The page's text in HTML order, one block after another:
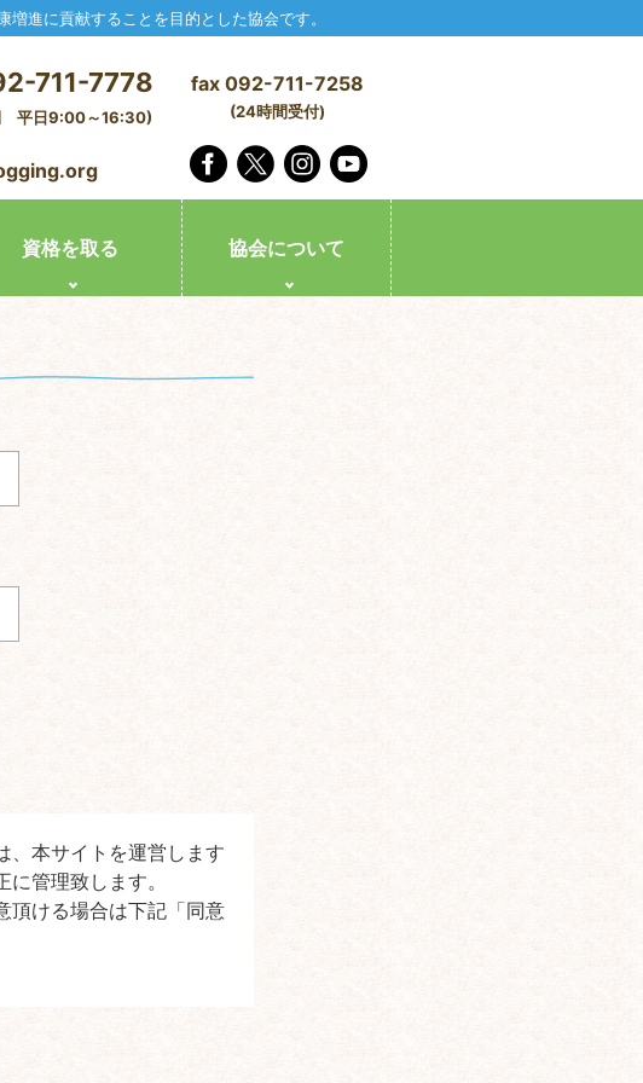
進に貢献することを目的とした協会です。
711-7778
平日9:00～16:30)
fax 092-711-7258
(24時間受付)
資格を取る 協会について
、本サイトを運営します
管理致します。
頂ける場合は下記「同意